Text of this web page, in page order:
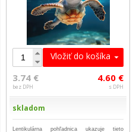
Vložiť do košíka
3.74 €
bez DPH
4.60 €
s DPH
skladom
Lentikulárna pohľadnica ukazuje tieto